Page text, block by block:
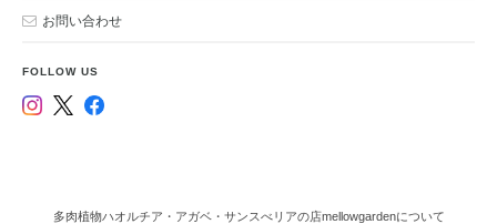
お問い合わせ
FOLLOW US
多肉植物ハオルチア・アガベ・サンスべリアの店mellowgardenについて